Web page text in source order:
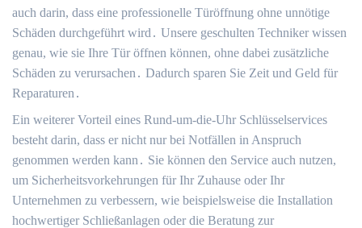
auch darin, dass eine professionelle Türöffnung ohne unnötige
Schäden durchgeführt wird․ Unsere geschulten Techniker wissen
genau, wie sie Ihre Tür öffnen können, ohne dabei zusätzliche
Schäden zu verursachen․ Dadurch sparen Sie Zeit und Geld für
Reparaturen․
Ein weiterer Vorteil eines Rund-um-die-Uhr Schlüsselservices
besteht darin, dass er nicht nur bei Notfällen in Anspruch
genommen werden kann․ Sie können den Service auch nutzen,
um Sicherheitsvorkehrungen für Ihr Zuhause oder Ihr
Unternehmen zu verbessern, wie beispielsweise die Installation
hochwertiger Schließanlagen oder die Beratung zur